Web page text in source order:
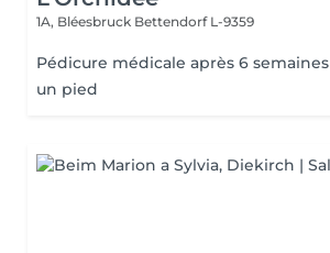
1A, Bléesbruck Bettendorf L-9359
Pédicure médicale après 6 semaines
un pied